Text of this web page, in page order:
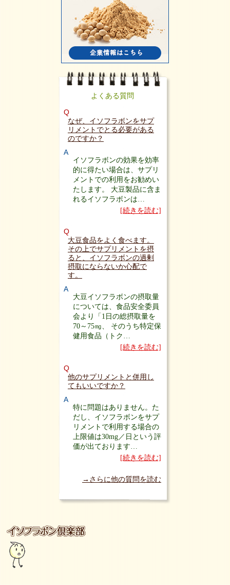
よくある質問
Q
なぜ、イソフラボンをサプ
リメントでとる必要がある
のですか？
A
イソフラボンの効果を効率
的に得たい場合は、サプリ
メントでの利用をお勧めい
たします。 大豆製品に含ま
れるイソフラボンは…
[続きを読む]
Q
大豆食品をよく食べます。
その上でサプリメントを摂
ると、イソフラボンの過剰
摂取にならないか心配で
す。
A
大豆イソフラボンの摂取量
については、食品安全委員
会より「1日の総摂取量を
70～75㎎、 そのうち特定保
健用食品（トク…
[続きを読む]
Q
他のサプリメントと併用し
てもいいですか？
A
特に問題はありません。た
だし、イソフラボンをサプ
リメントで利用する場合の
上限値は30mg／日という評
価が出ております…
[続きを読む]
→さらに他の質問を読む